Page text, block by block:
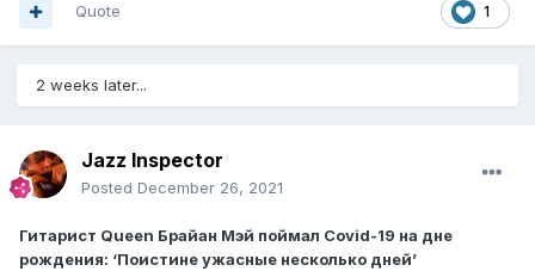
1
Quote
2 weeks later...
Jazz Inspector
Posted December 26, 2021
Гитарист Queen Брайан Мэй поймал Covid-19 на дне
рождения: ‘Поистине ужасные несколько дней’